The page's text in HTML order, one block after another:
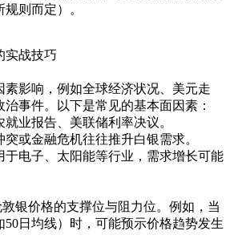
则而定）。
实战技巧
素影响，例如全球经济状况、美元走
事件。以下是常见的基本面因素：
业报告、美联储利率决议。
或金融危机往往推升白银需求。
于电子、太阳能等行业，需求增长可能
银价格的支撑位与阻力位。例如，当
日均线）时，可能预示价格趋势发生